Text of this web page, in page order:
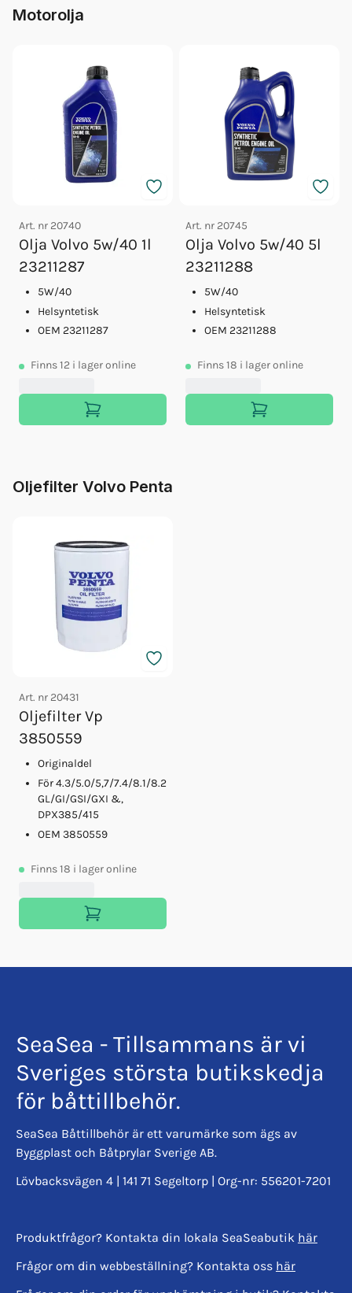
Motorolja
Art. nr 20740
Olja Volvo 5w/40 1l
23211287
5W/40
Helsyntetisk
OEM 23211287
Finns12 i lager online
Art. nr 20745
Olja Volvo 5w/40 5l
23211288
5W/40
Helsyntetisk
OEM 23211288
Finns18 i lager online
Oljefilter Volvo Penta
Art. nr 20431
Oljefilter Vp
3850559
Originaldel
För 4.3/5.0/5,7/7.4/8.1/8.2
GL/GI/GSI/GXI &,
DPX385/415
OEM 3850559
Finns18 i lager online
SeaSea - Tillsammans är vi
Sveriges största butikskedja
för båttillbehör.
SeaSea Båttillbehör är ett varumärke som ägs av
Byggplast och Båtprylar Sverige AB.
Lövbacksvägen 4 | 141 71 Segeltorp | Org-nr: 556201-7201
Produktfrågor? Kontakta din lokala SeaSeabutik här
Frågor om din webbeställning? Kontakta oss här